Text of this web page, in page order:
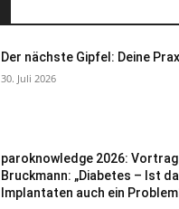
Der nächste Gipfel: Deine
30. Juli 2026
paroknowledge 2026: Vortrag
Bruckmann: „Diabetes – Ist
Implantaten auch ein